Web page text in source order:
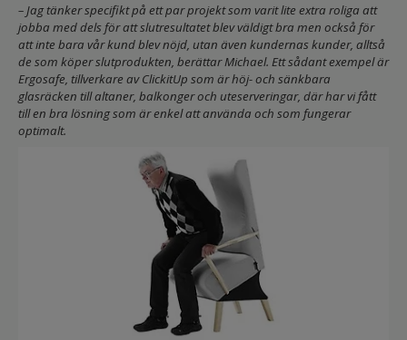
– Jag tänker specifikt på ett par projekt som varit lite extra roliga att
jobba med dels för att slutresultatet blev väldigt bra men också för
att inte bara vår kund blev nöjd, utan även kundernas kunder, alltså
de som köper slutprodukten, berättar Michael. Ett sådant exempel är
Ergosafe, tillverkare av ClickitUp som är höj- och sänkbara
glasräcken till altaner, balkonger och uteserveringar, där har vi fått
till en bra lösning som är enkel att använda och som fungerar
optimalt.